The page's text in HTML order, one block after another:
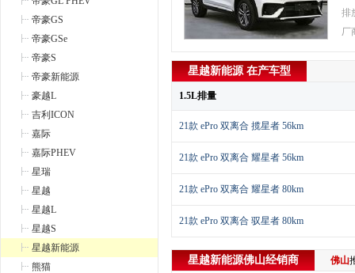
帝豪GS
帝豪GSe
帝豪S
帝豪新能源
豪越L
吉利ICON
嘉际
嘉际PHEV
星瑞
星越
星越L
星越S
星越新能源
熊猫
排
厂
星越新能源 在产车型
1.5L排量
21款 ePro 双离合 揽星者 56km
21款 ePro 双离合 耀星者 56km
21款 ePro 双离合 耀星者 80km
21款 ePro 双离合 驭星者 80km
星越新能源佛山经销商 佛山